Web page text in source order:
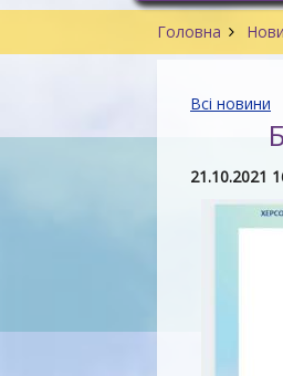
Головна
Всі новини
21.10.2021